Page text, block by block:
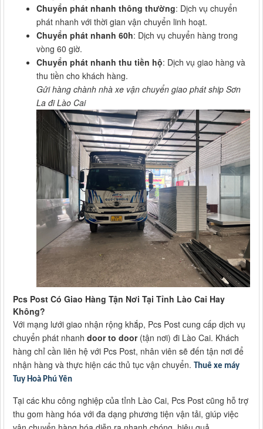
Chuyển phát nhanh thông thường: Dịch vụ chuyển
phát nhanh với thời gian vận chuyển linh hoạt.
Chuyển phát nhanh 60h: Dịch vụ chuyển hàng trong
vòng 60 giờ.
Chuyển phát nhanh thu tiền hộ: Dịch vụ giao hàng và
thu tiền cho khách hàng.
Gửi hàng chành nhà xe vận chuyển giao phát ship Sơn
La đi Lào Cai
Pcs Post Có Giao Hàng Tận Nơi Tại Tỉnh Lào Cai Hay
Không?
Với mạng lưới giao nhận rộng khắp, Pcs Post cung cấp dịch vụ
chuyển phát nhanh door to door(tận nơi) đi Lào Cai. Khách
hàng chỉ cần liên hệ với Pcs Post, nhân viên sẽ đến tận nơi để
nhận hàng và thực hiện các thủ tục vận chuyển. Thuê xe máy
Tuy Hoà Phú Yên
Tại các khu công nghiệp của tỉnh Lào Cai, Pcs Post cũng hỗ trợ
thu gom hàng hóa với đa dạng phương tiện vận tải, giúp việc